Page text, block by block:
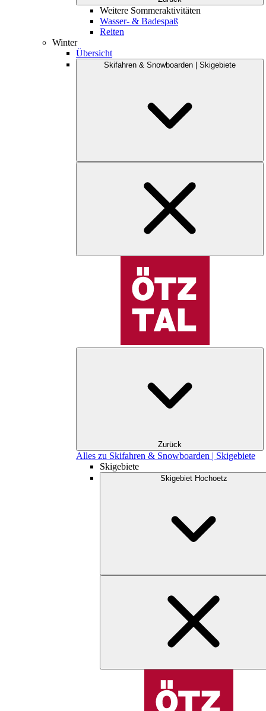
Weitere Sommeraktivitäten
Wasser- & Badespaß
Reiten
Winter
Übersicht
Skifahren & Snowboarden | Skigebiete
Zurück
Alles zu Skifahren & Snowboarden | Skigebiete
Skigebiete
Skigebiet Hochoetz